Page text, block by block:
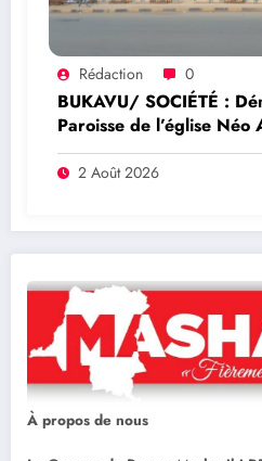
Rédaction 0
BUKAVU/ SOCIÉTÉ :
Paroisse de l’église Néo
maison du parti) : Que
dossier ?
2 Août 2026
À propos de nous